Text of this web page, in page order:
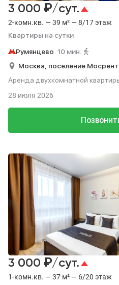
2-комн.кв. — 39 м² — 8/17 этаж
Квартиры на сутки
3 000 ₽/сут.
Румянцево 10 мин.
Москва, поселение
Аренда двухкомнатной
28 июля 2026
1-комн.кв. — 37 м² — 6/20 этаж
3 000 ₽/сут.